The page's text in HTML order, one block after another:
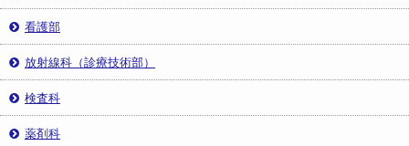
看護部
放射線科（診療技術部）
検査科
薬剤科